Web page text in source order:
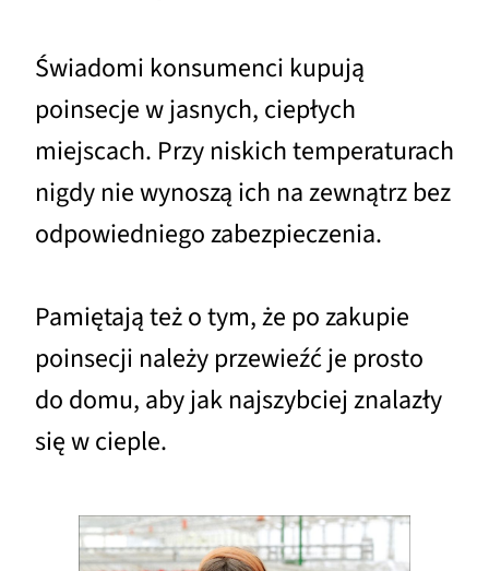
Świadomi konsumenci kupują
poinsecje w jasnych, ciepłych
miejscach. Przy niskich temperaturach
nigdy nie wynoszą ich na zewnątrz bez
odpowiedniego zabezpieczenia.
Pamiętają też o tym, że po zakupie
poinsecji należy przewieźć je prosto
do domu, aby jak najszybciej znalazły
się w cieple.